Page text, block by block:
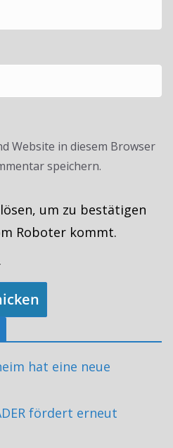
Website in diesem Browser
speichern.
um zu bestätigen
Roboter kommt.
hat eine neue
fördert erneut